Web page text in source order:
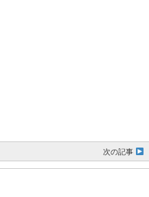
次の記事